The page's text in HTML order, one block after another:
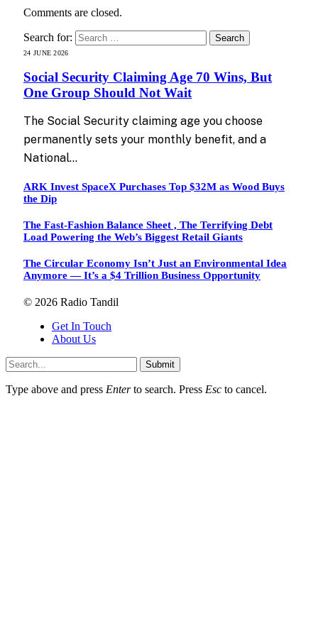
Comments are closed.
Search for:
24 JUNE 2026
Social Security Claiming Age 70 Wins, But
One Group Should Not Wait
The Social Security claiming age you choose
permanently sets your monthly benefit, and a
National…
ARK Invest SpaceX Purchases Top $32M as Wood Buys
the Dip
The Fast-Fashion Balance Sheet , The Terrifying Debt
Load Powering the Web’s Biggest Retail Giants
The Circular Economy Isn’t Just an Environmental Idea
Anymore — It’s a $4 Trillion Business Opportunity
© 2026 Radio Tandil
Get In Touch
About Us
Submit
Type above and press Enterto search. Press Esc to cancel.